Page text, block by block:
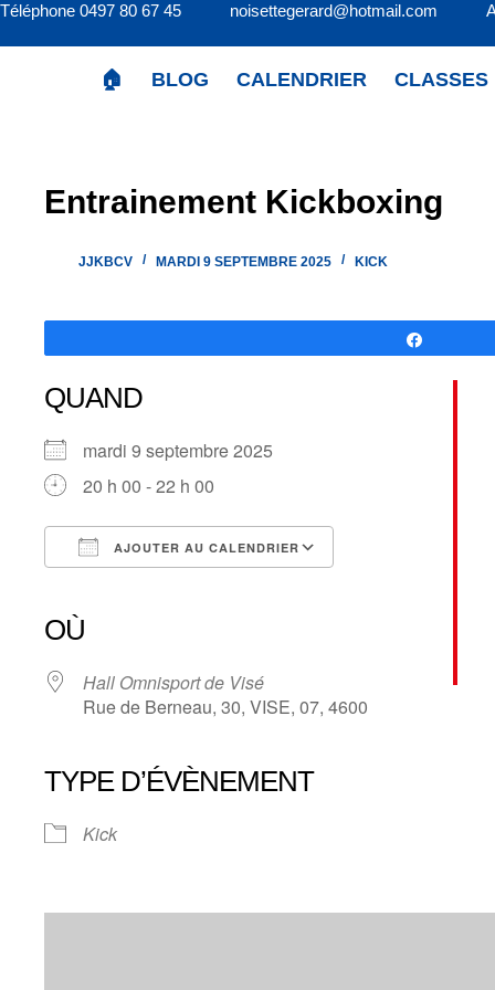
Passer
Téléphone 0497 80 67 45 noisettegerard@hotmail.com
🏠 BLOG CALENDRIER CLASSES
Entrainement Kickboxing
JJKBCV MARDI 9 SEPTEMBRE 2025 KICK
QUAND
mardi 9 septembre 2025
20 h 00 - 22 h 00
AJOUTER AU CALENDRIER
OÙ
Hall Omnisport de Visé
Rue de Berneau, 30, VISE, 07, 4600
TYPE D’ÉVÈNEMENT
Kick